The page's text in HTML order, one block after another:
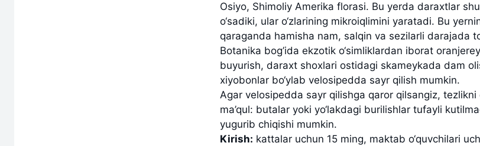
Osiyo, Shimoliy Amerika florasi. Bu yerda daraxtlar
o‘sadiki, ular o‘zlarining mikroiqlimini yaratadi. Bu
qaraganda hamisha nam, salqin va sezilarli darajada
Botanika bog’ida ekzotik o‘simliklardan iborat
buyurish, daraxt shoxlari ostidagi skameykada dam
xiyobonlar bo‘ylab velosipedda sayr qilish mumkin.
Agar velosipedda sayr qilishga qaror qilsangiz, tezlikni
ma’qul: butalar yoki yo‘lakdagi burilishlar tufayli
yugurib chiqishi mumkin.
Kirish: kattalar uchun 15 ming, maktab o‘quvchilari